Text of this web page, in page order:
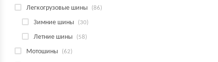
Легкогрузовые шины (86)
Зимние шины (30)
Летние шины (58)
Мотошины (62)